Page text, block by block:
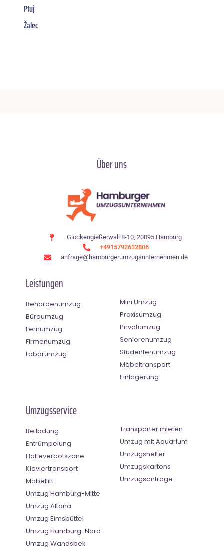
Ptuj
Žalec
Über uns
Glockengießerwall 8-10, 20095 Hamburg
+4915792632806
anfrage@hamburgerumzugsunternehmen.de
Leistungen
Behördenumzug
Büroumzug
Fernumzug
Firmenumzug
Laborumzug
Mini Umzug
Praxisumzug
Privatumzug
Seniorenumzug
Studentenumzug
Möbeltransport
Einlagerung
Umzugsservice
Beiladung
Entrümpelung
Halteverbotszone
Klaviertransport
Möbellift
Umzug Hamburg-Mitte
Umzug Altona
Umzug Eimsbüttel
Umzug Hamburg-Nord
Umzug Wandsbek
Transporter mieten
Umzug mit Aquarium
Umzugshelfer
Umzugskartons
Umzugsanfrage